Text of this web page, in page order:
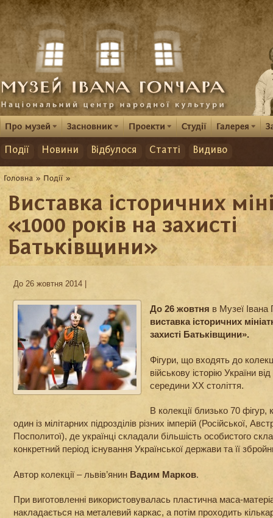
Події Новини Відбулося Статті Видиво
Виставка історичних
«1000 років на захисті
Батьківщини»
До 26 жовтня 2014 |
До 26 жовтня в Музеї Івана
виставка історичних
захисті Батьківщини».
Фігури, що входять до
військову історію України
середини ХХ століття.
В колекції близько 70
один із мілітарних підрозділів різних імперій (Російської,
Посполитої), де українці складали більшість особистого
конкретний період існування Української держави та її
Автор колекції – львів’янин Вадим Марков.
При виготовленні використовувалась пластична маса-
накладається на металевий каркас, а потім проходить